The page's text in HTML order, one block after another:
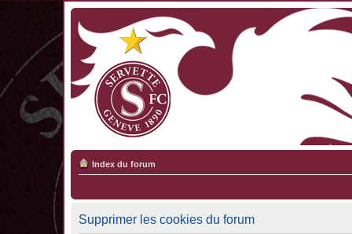
Index du forum
Supprimer les cookies du forum